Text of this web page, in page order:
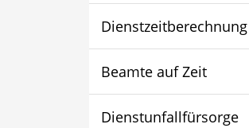
Dienstzeitberechnung
Beamte auf Zeit
Dienstunfallfürsorge